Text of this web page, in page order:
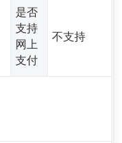
是否
支持
网上
支付
不支持